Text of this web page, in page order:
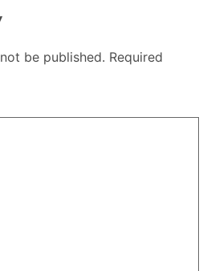
be published. Required